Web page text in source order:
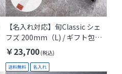
【名入れ対応】旬Classic シェ
フズ 200mm（L) / ギフト包装
付き(Thanks Mom)
￥23,700